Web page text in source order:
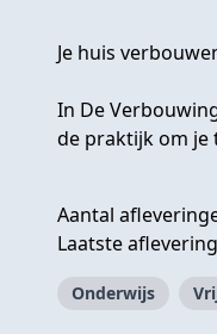
Je huis
In De
de praktijk om je
Aantal
Laatste
Onderwijs